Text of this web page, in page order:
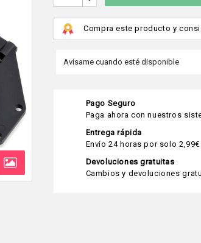
Compra este producto y
Pago Seguro
Paga ahora con nuestros
Entrega rápida
Envío 24 horas por solo 2,99€
Devoluciones gratuitas
Cambios y devoluciones